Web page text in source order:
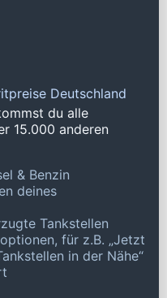
Deutschland
du alle
15.000 anderen
& Benzin
deines
Tankstellen
für z.B. „Jetzt
in der Nähe“